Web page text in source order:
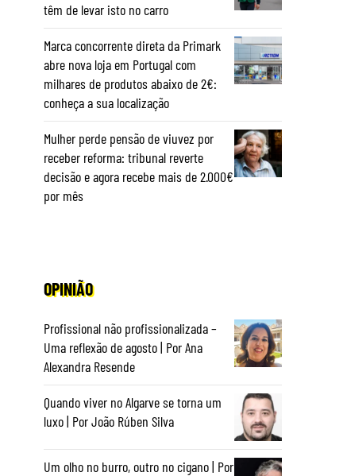
têm de levar isto no carro
Marca concorrente direta da Primark
abre nova loja em Portugal com
milhares de produtos abaixo de 2€:
conheça a sua localização
Mulher perde pensão de viuvez por
receber reforma: tribunal reverte
decisão e agora recebe mais de 2.000€
por mês
OPINIÃO
Profissional não profissionalizada –
Uma reflexão de agosto | Por Ana
Alexandra Resende
Quando viver no Algarve se torna um
luxo | Por João Rúben Silva
Um olho no burro, outro no cigano | Por